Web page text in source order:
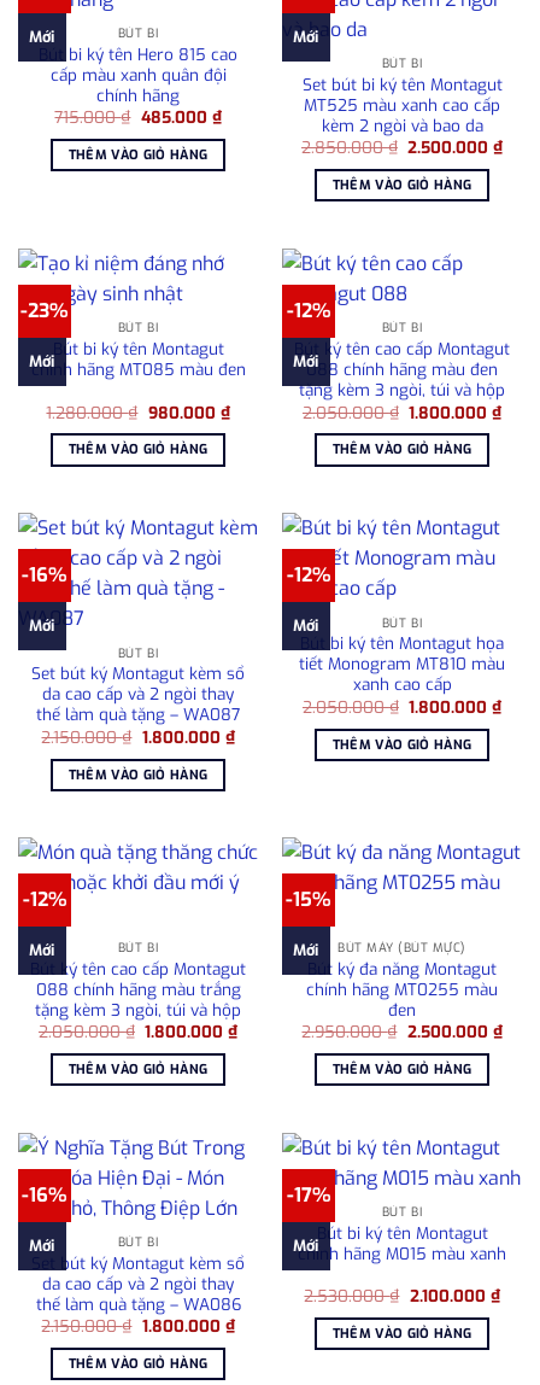
Mới BÚT BI
Bút bi ký tên Hero 815 cao
cấp màu xanh quân đội
chính hãng
715.000₫ Giá
là:
715.000 ₫.
485.000 ₫Giá
hiện
tại
485.000 ₫.
THÊM VÀO GIỎ HÀNG
Mới
BÚT BI
Set bút bi ký tên Montagut
MT525 màu xanh cao cấp
kèm 2 ngòi và bao da
2.850.000₫ Giá
là:
2.850.000 ₫.
2.500.000₫Giá
hiện
THÊM VÀO GIỎ HÀNG
-23%
Mới
BÚT BI
Bút bi ký tên Montagut
chính hãng MT085 màu đen
1.280.000₫ Giá
là:
1.280.000 ₫.
980.000 ₫Giá
hiện
THÊM VÀO GIỎ HÀNG
-12%
Mới
BÚT BI
Bút ký tên cao cấp Montagut
088 chính hãng màu đen
tặng kèm 3 ngòi, túi và hộp
2.050.000₫ Giá
là:
2.050.000 ₫.
1.800.000₫Giá
hiện
THÊM VÀO GIỎ HÀNG
-16%
Mới
BÚT BI
Set bút ký Montagut kèm sổ
da cao cấp và 2 ngòi thay
thế làm quà tặng – WA087
2.150.000₫ Giá
là:
2.150.000 ₫.
1.800.000 ₫Giá
hiện
THÊM VÀO GIỎ HÀNG
-12%
Mới BÚT BI
Bút bi ký tên Montagut họa
tiết Monogram MT810 màu
xanh cao cấp
2.050.000₫ Giá
là:
2.050.000 ₫.
1.800.000₫Giá
hiện
THÊM VÀO GIỎ HÀNG
-12%
Mới BÚT BI
Bút ký tên cao cấp Montagut
088 chính hãng màu trắng
tặng kèm 3 ngòi, túi và hộp
2.050.000₫ Giá
là:
2.050.000 ₫.
1.800.000₫Giá
hiện
1.800.000 ₫.
THÊM VÀO GIỎ HÀNG
-15%
Mới BÚT MÁY (BÚT MỰC)
Bút ký đa năng Montagut
chính hãng MT0255 màu
đen
2.950.000₫ Giá
là:
2.950.000 ₫.
2.500.000 ₫Giá
hiện
THÊM VÀO GIỎ HÀNG
-16%
Mới BÚT BI
Set bút ký Montagut kèm sổ
da cao cấp và 2 ngòi thay
thế làm quà tặng – WA086
2.150.000₫ Giá
là:
2.150.000 ₫.
1.800.000 ₫Giá
THÊM VÀO GIỎ HÀNG
-17%
Mới
BÚT BI
Bút bi ký tên Montagut
chính hãng M015 màu xanh
2.530.000₫ Giá
là:
2.530.000 ₫.
2.100.000 ₫Giá
THÊM VÀO GIỎ HÀNG